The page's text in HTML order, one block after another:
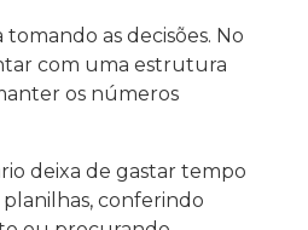
as decisões. No
com uma estrutura
os números
deixa de gastar tempo
conferindo